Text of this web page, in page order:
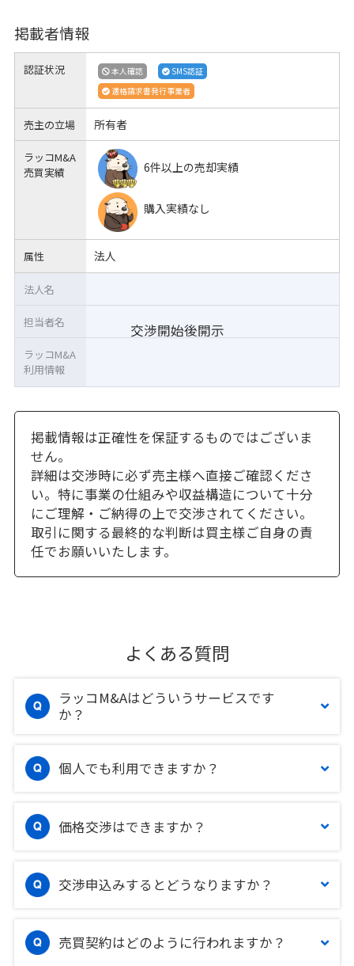
掲載者情報
認証状況 本人確認
SMS認証
適格請求書発行事業者
売主の立場 所有者
ラッコM&A
売買実績
6件以上の売却実績
購入実績なし
属性 法人
交渉開始後開示
法人名
担当者名
ラッコM&A
利用情報
掲載情報は正確性を保証するものではございま
せん。
詳細は交渉時に必ず売主様へ直接ご確認くださ
い。特に事業の仕組みや収益構造について十分
にご理解・ご納得の上で交渉されてください。
取引に関する最終的な判断は買主様ご自身の責
任でお願いいたします。
よくある質問
ラッコM&Aはどういうサービスです
か？
個人でも利用できますか？
価格交渉はできますか？
交渉申込みするとどうなりますか？
売買契約はどのように行われますか？